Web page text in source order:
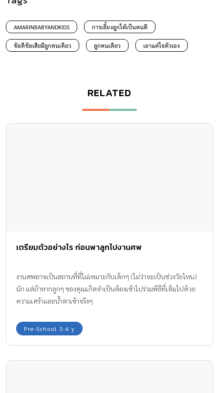
AMARINBABYANDKIDS การเลี้ยงลูกให้เป็นคนดี
ข้อดีข้อเสียมีลูกคนเดียว ลูกคนเดียว เอาแต่ใจตัวเอง
RELATED
เตรียมตัวอย่างไร ก่อนพาลูกไปงานศพ
งานศพอาจเป็นสถานที่ที่ไม่เหมาะกับเด็กๆ (ไม่ว่าจะเป็นช่วงวัยไหน)
นัก แต่ถ้าหากลูกๆ ของคุณเกิดจำเป็นต้องเข้าไปร่วมพิธีที่เต็มไปด้วย
ความเศร้าและน้ำตาเข้าจริงๆ
Pre-School 3-6 y